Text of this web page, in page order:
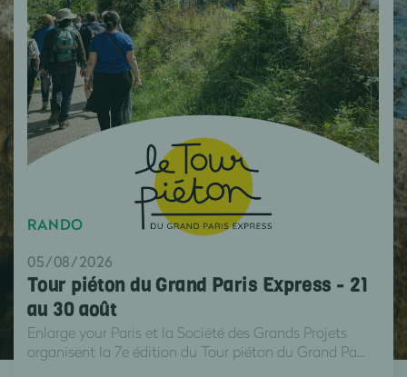
RANDO
05/08/2026
Tour piéton du Grand Paris Express - 21
au 30 août
Enlarge your Paris et la Société des Grands Projets
organisent la 7e édition du Tour piéton du Grand Pa...